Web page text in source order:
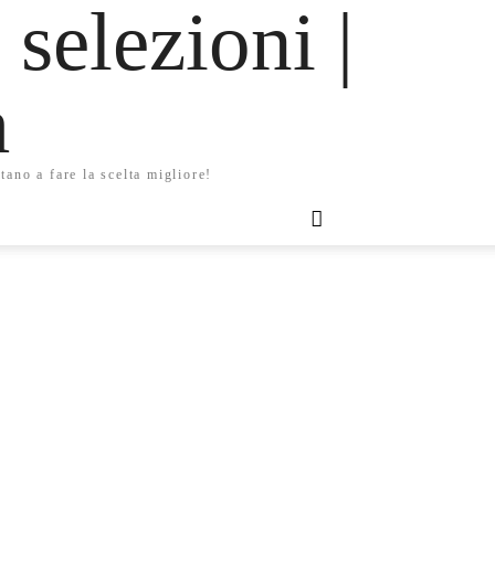
|
a fare la scelta migliore!